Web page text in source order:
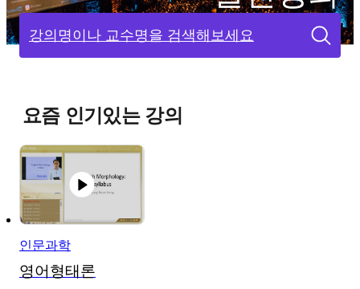
강의명이나 교수명을 검색해보세요
요즘 인기있는 강의
인문과학
영어형태론